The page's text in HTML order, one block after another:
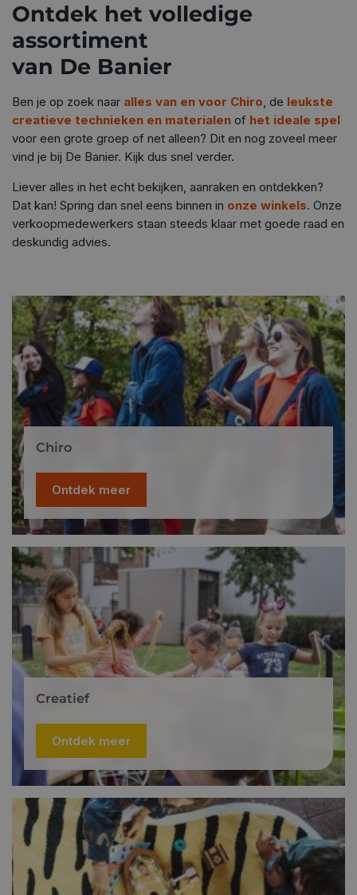
Ontdek het volledige
assortiment
van De Banier
Ben je op zoek naar alles van en voor Chiro, de leukste
creatieve technieken en materialen of het ideale spel
voor een grote groep of net alleen? Dit en nog zoveel meer
vind je bij De Banier. Kijk dus snel verder.
Liever alles in het echt bekijken, aanraken en ontdekken?
Dat kan! Spring dan snel eens binnen in onze winkels. Onze
verkoopmedewerkers staan steeds klaar met goede raad en
deskundig advies.
Chiro
Ontdek meer
Creatief
Ontdek meer